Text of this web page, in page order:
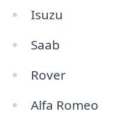
Isuzu
Saab
Rover
Alfa Romeo